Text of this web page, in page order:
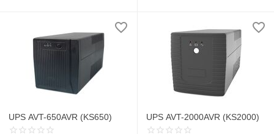
UPS AVT-650AVR (KS650) UPS AVT-2000AVR (KS2000)